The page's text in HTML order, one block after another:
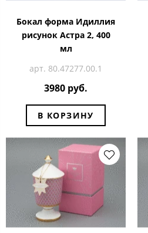
Бокал форма Идиллия
рисунок Астра 2, 400
мл
арт. 80.47277.00.1
3980 руб.
В КОРЗИНУ